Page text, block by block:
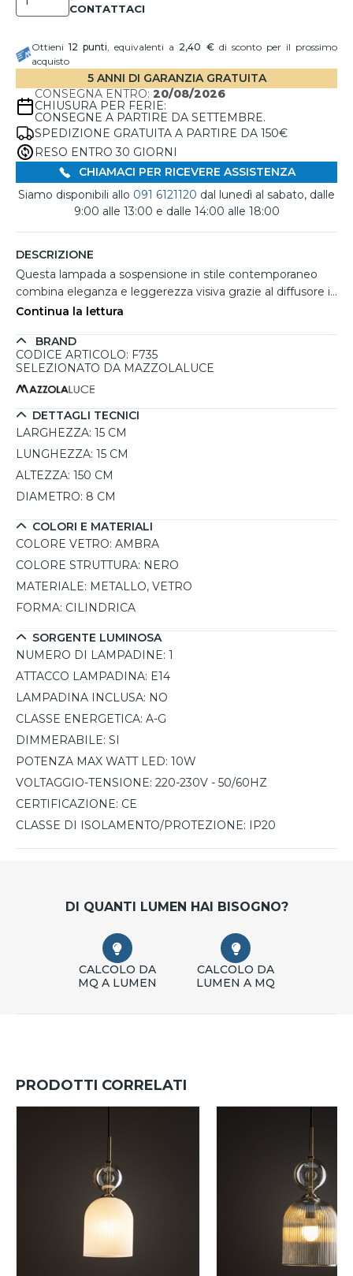
Ottieni12 punti, equivalenti a 2,40 €di sconto per il prossimo
acquisto
5 ANNI DI GARANZIA GRATUITA
CONSEGNA ENTRO: 20/08/2026
CHIUSURA PER FERIE:
CONSEGNE A PARTIRE DA SETTEMBRE.
SPEDIZIONE GRATUITA A PARTIRE DA 150€
RESO ENTRO 30 GIORNI
CHIAMACI PER RICEVERE ASSISTENZA
Siamo disponibili allo 091 6121120 dal lunedì al sabato, dalle
9:00 alle 13:00 e dalle 14:00 alle 18:00
DESCRIZIONE
Questa lampada a sospensione in stile contemporaneo
combina eleganza e leggerezza visiva grazie al diffusore in
vetro ambra rigato e ai dettagli metallici dorati. Il design
cucina o piccoli tavoli, creando un punto luce decorativo
dal carattere raffinato. La struttura nera con cavo
base all'ambiente, valorizzando spazi moderni, glamour o
minimal. Compatibile con 1 lampadina E14 con potenza
elettrica massima LED 10W.
Continua la lettura
BRAND
CODICE ARTICOLO: F735
SELEZIONATO DA MAZZOLALUCE
DETTAGLI TECNICI
LARGHEZZA: 15 CM
LUNGHEZZA: 15 CM
ALTEZZA: 150 CM
DIAMETRO: 8 CM
COLORI E MATERIALI
COLORE VETRO: AMBRA
COLORE STRUTTURA: NERO
MATERIALE: METALLO, VETRO
FORMA: CILINDRICA
SORGENTE LUMINOSA
NUMERO DI LAMPADINE: 1
ATTACCO LAMPADINA: E14
LAMPADINA INCLUSA: NO
CLASSE ENERGETICA: A-G
DIMMERABILE: SI
POTENZA MAX WATT LED: 10W
VOLTAGGIO-TENSIONE: 220-230V - 50/60HZ
CERTIFICAZIONE: CE
CLASSE DI ISOLAMENTO/PROTEZIONE: IP20
DI QUANTI LUMEN HAI BISOGNO?
CALCOLO DA
MQ A LUMEN
CALCOLO DA
LUMEN A MQ
PRODOTTI CORRELATI